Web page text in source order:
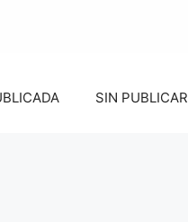
SIN PUBLICAR